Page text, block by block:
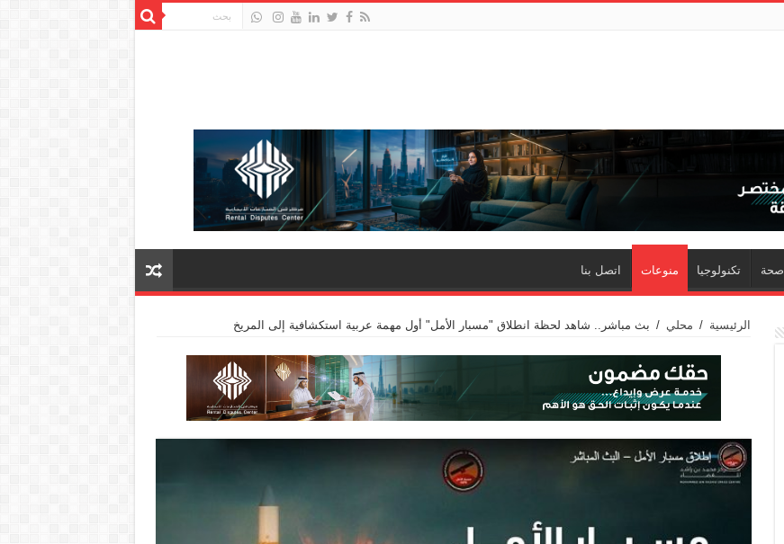
صحة تكنولوجيا منوعات اتصل بنا
الرئيسية / محلي / بث مباشر.. شاهد لحظة انطلاق "مسبار الأمل" أول مهمة عربية استكشافية إلى المريخ